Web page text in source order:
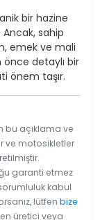
bir hazine
Ancak, sahip
emek ve mali
önce detaylı bir
önem taşır.
bu açıklama ve
ve motosikletler
garanti etmez
kabul
lütfen bize
üretici veya